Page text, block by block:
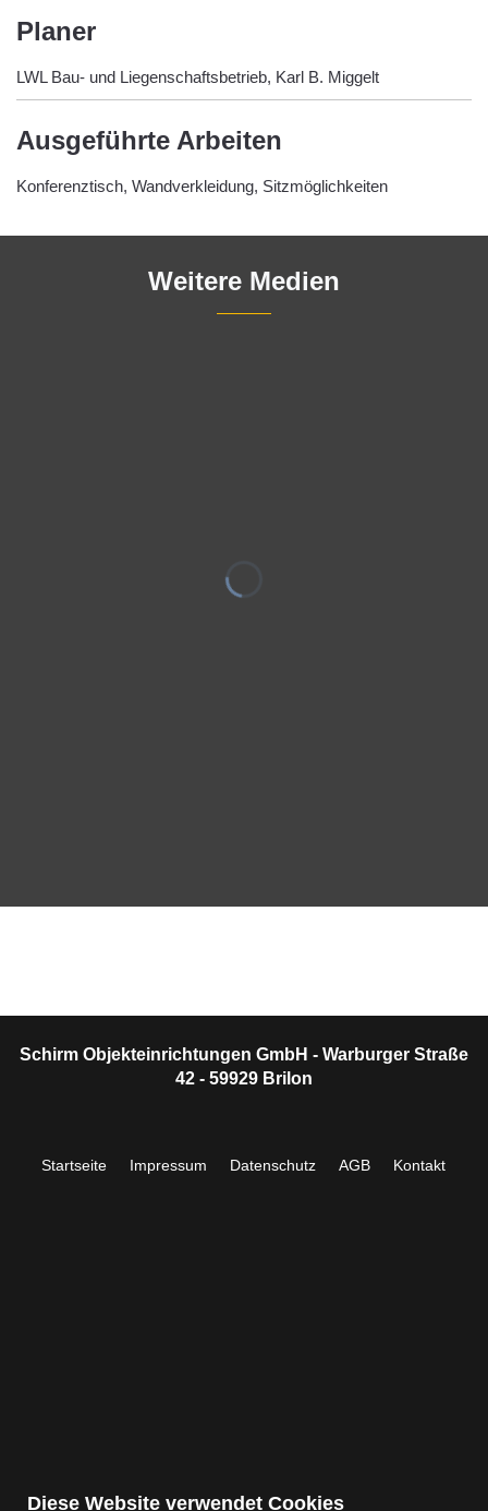
Planer
LWL Bau- und Liegenschaftsbetrieb, Karl B. Miggelt
Ausgeführte Arbeiten
Konferenztisch, Wandverkleidung, Sitzmöglichkeiten
Weitere Medien
Schirm Objekteinrichtungen GmbH - Warburger Straße
42 - 59929 Brilon
Startseite Impressum Datenschutz AGB Kontakt
Diese Website verwendet Cookies